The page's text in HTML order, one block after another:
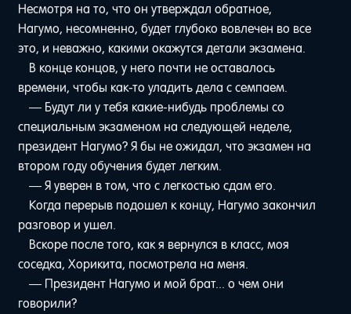
Несмотря на то, что он утверждал обратное,
Нагумо, несомненно, будет глубоко вовлечен во все
это, и неважно, какими окажутся детали экзамена.
В конце концов, у него почти не оставалось
времени, чтобы как-то уладить дела с семпаем.
— Будут ли у тебя какие-нибудь проблемы со
специальным экзаменом на следующей неделе,
президент Нагумо? Я бы не ожидал, что экзамен на
втором году обучения будет легким.
— Я уверен в том, что с легкостью сдам его.
Когда перерыв подошел к концу, Нагумо закончил
разговор и ушел.
Вскоре после того, как я вернулся в класс, моя
соседка, Хорикита, посмотрела на меня.
— Президент Нагумо и мой брат... о чем они
говорили?